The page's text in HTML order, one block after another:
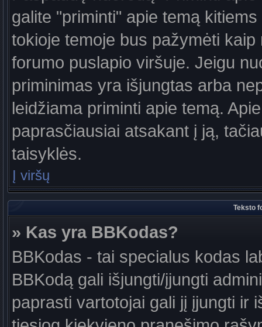
galite "priminti" apie temą
tokioje temoje bus pažymėti
forumo puslapio viršuje. Jeigu
priminimas yra išjungtas arba
leidžiama priminti apie temą.
paprasčiausiai atsakant į ją,
taisyklės.
Į viršų
Teksto
» Kas yra BBKodas?
BBKodas - tai specialus kodas
BBKodą gali išjungti/įjungti
paprasti vartotojai gali jį įjungti ir